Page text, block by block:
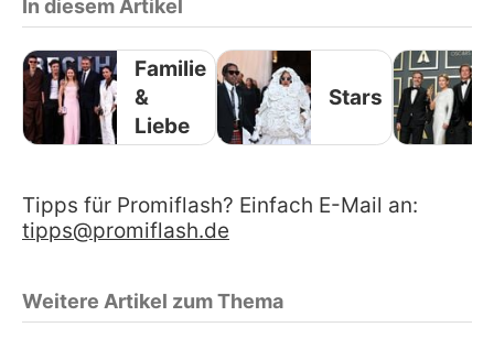
In diesem Artikel
Familie
&
Liebe
Stars
Tipps für Promiflash? Einfach E-Mail an:
tipps@promiflash.de
Weitere Artikel zum Thema